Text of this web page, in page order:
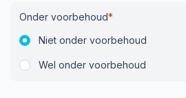
Onder voorbehoud*
Niet onder voorbehoud
Wel onder voorbehoud